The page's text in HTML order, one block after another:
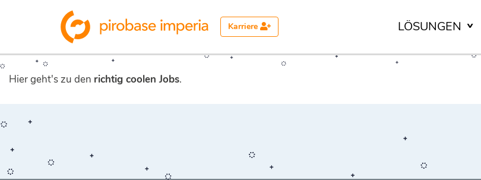
Karriere LÖSUNGEN
Hier geht's zu den richtig coolen Jobs.